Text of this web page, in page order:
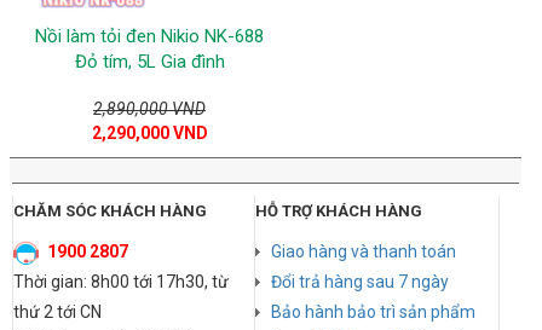
Nồi làm tỏi đen Nikio NK-688
Đỏ tím, 5L Gia đình
2,890,000 VND
2,290,000 VND
CHĂM SÓC KHÁCH HÀNG
1900 2807
Thời gian: 8h00 tới 17h30, từ
thứ 2 tới CN
HỖ TRỢ KHÁCH HÀNG
Giao hàng và thanh toán
Đổi trả hàng sau 7 ngày
Bảo hành bảo trì sản phẩm